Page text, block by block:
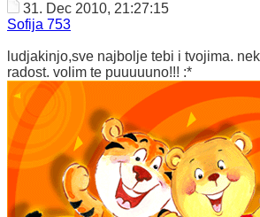
31. Dec 2010, 21:27:15
Sofija 753
ludjakinjo,sve najbolje tebi i tvojima.
radost. volim te puuuuuno!!! :*